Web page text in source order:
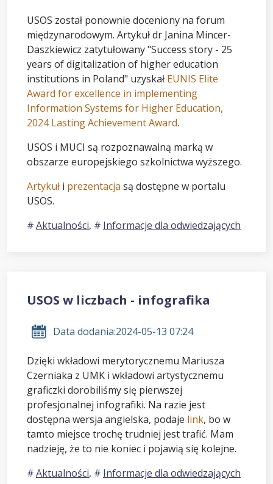
USOS został ponownie doceniony na forum
międzynarodowym. Artykuł dr Janina Mincer-
Daszkiewicz zatytułowany "Success story - 25
years of digitalization of higher education
institutions in Poland" uzyskał EUNIS Elite
Award for excellence in implementing
Information Systems for Higher Education,
2024 Lasting Achievement Award.
USOS i MUCI są rozpoznawalną marką w
obszarze europejskiego szkolnictwa wyższego.
Artykuł i prezentacja są dostępne w portalu
USOS.
Aktualności, Informacje dla odwiedzających
USOS w liczbach - infografika
Data dodania:2024-05-13 07:24
Dzięki wkładowi merytorycznemu Mariusza
Czerniaka z UMK i wkładowi artystycznemu
graficzki dorobiliśmy się pierwszej
profesjonalnej infografiki. Na razie jest
dostępna wersja angielska, podaje link, bo w
tamto miejsce trochę trudniej jest trafić. Mam
nadzieję, że to nie koniec i pojawią się kolejne.
Aktualności, Informacje dla odwiedzających